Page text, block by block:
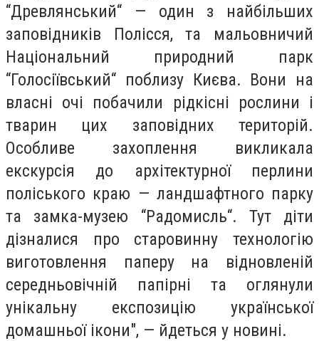
“Древлянський“ — один з найбільших
заповідників Полісся, та мальовничий
Національний природний парк
“Голосіївський“ поблизу Києва. Вони на
власні очі побачили рідкісні рослини і
тварин цих заповідних територій.
Особливе захоплення викликала
екскурсія до архітектурної перлини
поліського краю — ландшафтного парку
та замка-музею “Радомисль“. Тут діти
дізналися про старовинну технологію
виготовлення паперу на відновленій
середньовічній папірні та оглянули
унікальну експозицію української
домашньої ікони", — йдеться у новині.